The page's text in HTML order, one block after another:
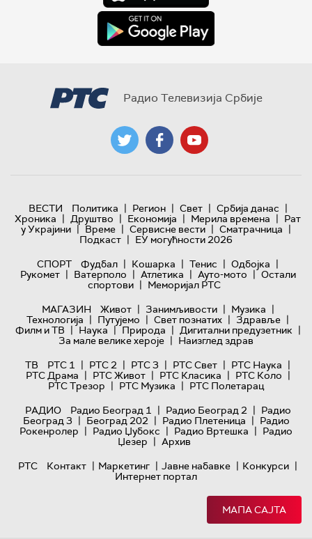
Радио Телевизија Србије
ВЕСТИ Политика | Регион | Свет | Србија данас |
Хроника | Друштво | Економија | Мерила времена | Рат
у Украјини | Време | Сервисне вести | Сматрачница |
Подкаст | ЕУ могућности 2026
СПОРТ
Фудбал | Кошарка | Тенис | Одбојка |
Рукомет | Ватерполо | Атлетика | Ауто-мото | Остали
спортови | Меморијал РТС
МАГАЗИН
Живот | Занимљивости | Музика |
Технологијa | Путујемо | Свет познатих | Здравље |
Филм и ТВ | Наука | Природа | Дигитални предузетник |
За мале велике хероје | Наизглед здрав
ТВ
РТС 1 | РТС 2 | РТС 3 | РТС Свет | РТС Наука |
РТС Драма | РТС Живот | РТС Класика | РТС Коло |
РТС Трезор | РТС Музика | РТС Полетарац
РАДИО
Радио Београд 1 | Радио Београд 2 | Радио
Београд 3 | Београд 202 | Радио Плетеница | Радио
Рокенролер | Радио Џубокс | Радио Вртешка | Радио
Џезер | Архив
РТС
Контакт | Маркетинг | Јавне набавке | Конкурси |
Интернет портал
МАПА САЈТА